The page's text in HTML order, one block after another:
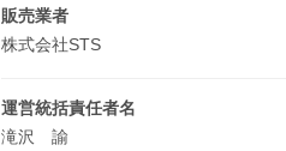
販売業者
株式会社STS
運営統括責任者名
滝沢 諭